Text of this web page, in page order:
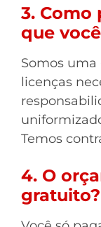
3. Como
que
Somos
licenças
Temos
4. O
gratuito?